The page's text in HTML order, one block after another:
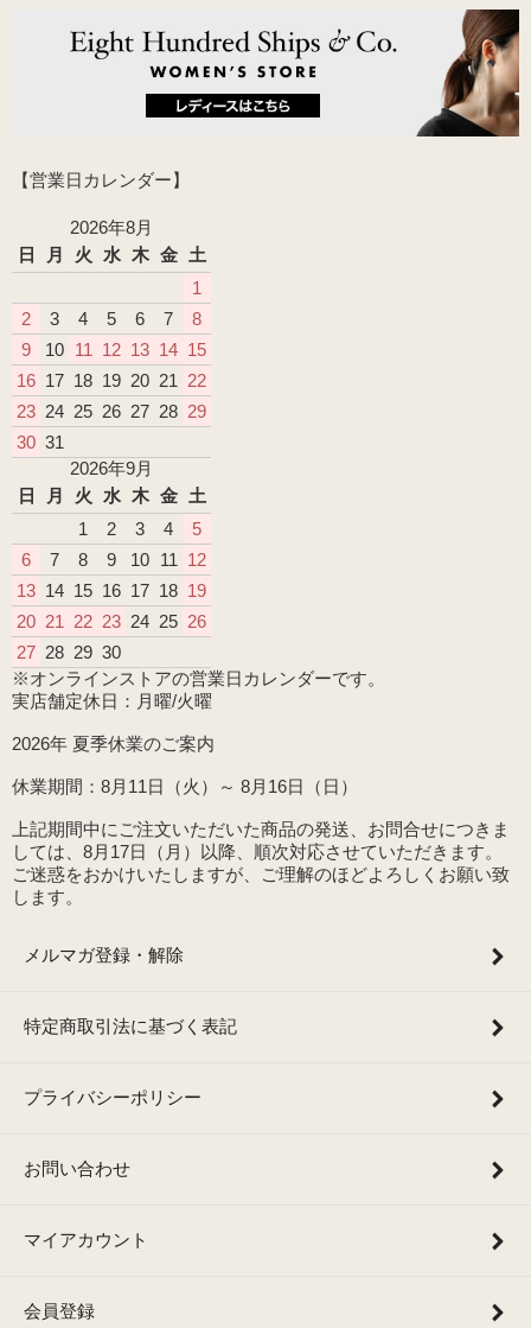
【営業日カレンダー】
2026年8月
日
月 火 水 木 金
土
1
2
3 4 5 6 7
8
9
10 11 12 13 14 15
16 17 18 19 20 21 22
23 24 25 26 27 28 29
30 31
2026年9月
日
月 火 水 木 金
土
1
2 3 4
5
6
7 8 9 10 11 12
13 14 15 16 17 18 19
20 21 22 23 24 25 26
27 28 29 30
※オンラインストアの営業日カレンダーです。
実店舗定休日：月曜/火曜
2026年 夏季休業のご案内
休業期間：8月11日（火）～ 8月16日（日）
上記期間中にご注文いただいた商品の発送、お問合せにつきま
しては、8月17日（月）以降、順次対応させていただきます。
ご迷惑をおかけいたしますが、ご理解のほどよろしくお願い致
します。
メルマガ登録・解除
特定商取引法に基づく表記
プライバシーポリシー
お問い合わせ
マイアカウント
会員登録